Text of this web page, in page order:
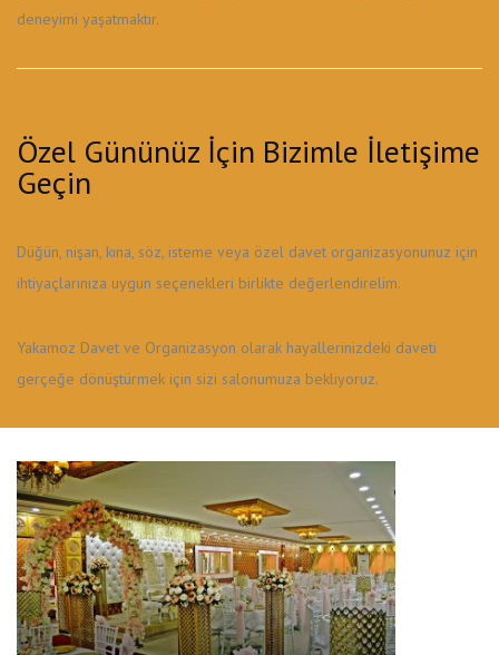
deneyimi yaşatmaktır.
Özel Gününüz İçin Bizimle İletişime
Geçin
Düğün, nişan, kına, söz, isteme veya özel davet organizasyonunuz için
ihtiyaçlarınıza uygun seçenekleri birlikte değerlendirelim.
Yakamoz Davet ve Organizasyon olarak hayallerinizdeki daveti
gerçeğe dönüştürmek için sizi salonumuza bekliyoruz.